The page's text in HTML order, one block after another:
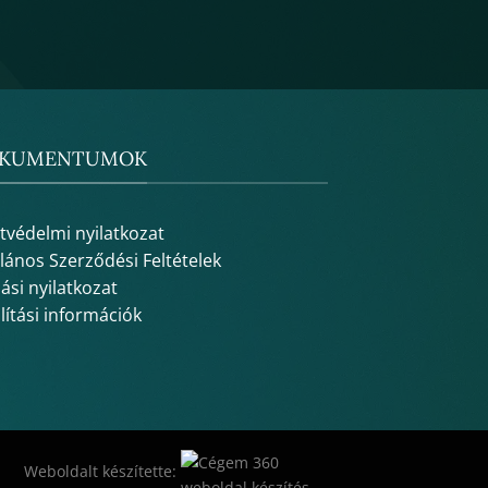
nyilatkozat
Szerződési Feltételek
nyilatkozat
információk
Weboldalt készítette: